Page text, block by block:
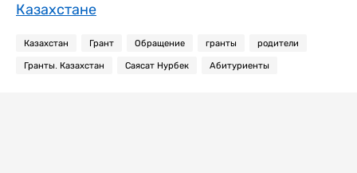
Казахстане
Казахстан Грант Обращение гранты родители
Гранты. Казахстан Саясат Нурбек Абитуриенты